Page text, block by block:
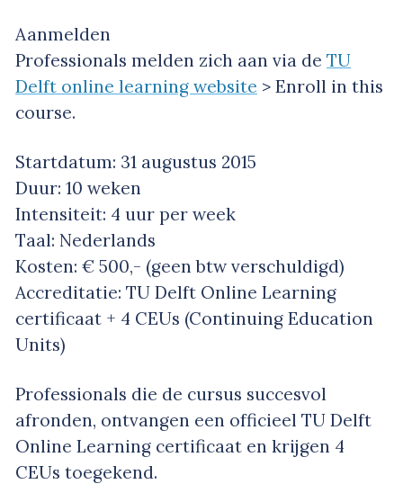
Aanmelden
Professionals melden zich aan via de TU
Delft online learning website > Enroll in this
course.
Startdatum: 31 augustus 2015
Duur: 10 weken
Intensiteit: 4 uur per week
Taal: Nederlands
Kosten: € 500,- (geen btw verschuldigd)
Accreditatie: TU Delft Online Learning
certificaat + 4 CEUs (Continuing Education
Units)
Professionals die de cursus succesvol
afronden, ontvangen een officieel TU Delft
Online Learning certificaat en krijgen 4
CEUs toegekend.